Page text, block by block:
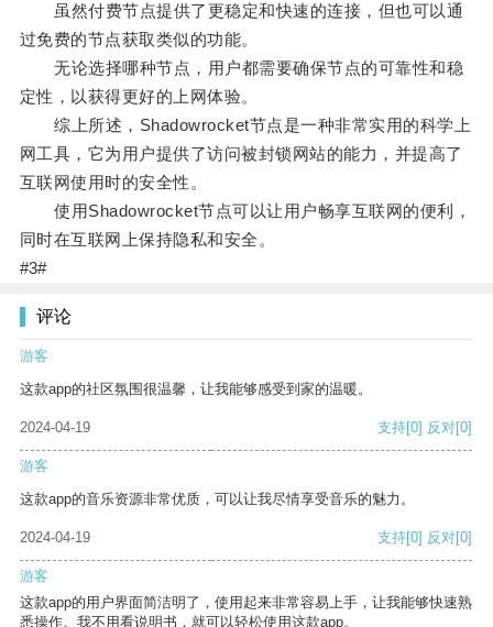
虽然付费节点提供了更稳定和快速的连接，但也可以通
过免费的节点获取类似的功能。
无论选择哪种节点，用户都需要确保节点的可靠性和稳
定性，以获得更好的上网体验。
综上所述，Shadowrocket节点是一种非常实用的科学上
网工具，它为用户提供了访问被封锁网站的能力，并提高了
互联网使用时的安全性。
使用Shadowrocket节点可以让用户畅享互联网的便利，
同时在互联网上保持隐私和安全。
#3#
评论
游客
这款app的社区氛围很温馨，让我能够感受到家的温暖。
2024-04-19 支持[0] 反对[0]
游客
这款app的音乐资源非常优质，可以让我尽情享受音乐的魅力。
2024-04-19 支持[0] 反对[0]
游客
这款app的用户界面简洁明了，使用起来非常容易上手，让我能够快速熟
悉操作。我不用看说明书，就可以轻松使用这款app。